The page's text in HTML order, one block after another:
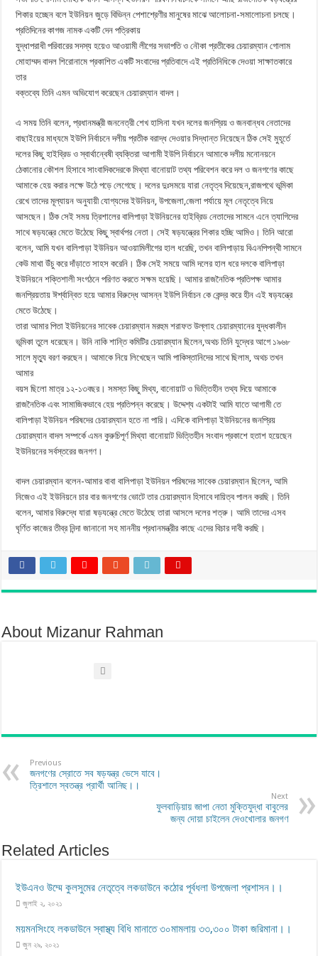
ফুলপুরে সাংবাদিকদের সাথে উপজেলা চেয়ারম্যান প্রার্থী সিরাজুম মুনীর রিফাতের মতবিনিময় ও ইফতার মাহফিল
ময়মনসিংহের সিরতা ও পরানগঞ্জে উন্নয়নমূলক কাজ পরিদর্শন করলেন ইউএনও-পিআইও
শিকার হচ্ছেন বলে ইউনিয়ন জুড়ে বিভিন্ন পেশাশ্রেণীর মানুষের মাঝে আলোচনা-সমালোচনা চলছে।
প্রতিদিনের কাগজ নামক একটি দেন পত্রিকায়
যুদ্ধাপরাধী পরিবারের সদস্য হয়েও আওয়ামী লীগের সভাপতি ও নৌকা প্রতীকের চেয়ারম্যান গোলাম
মোহাম্মদ বাদল শিরোনামে প্রকাশিত একটি সংবাদের প্রতিবাদে এই প্রতিনিধিকে দেওয়া সাক্ষাতকারে
তার
বক্তব্যে তিনি এমন অভিযোগ করেছেন চেয়ারম্যান বাদল।
এ সময় তিনি বলেন, প্রধানমন্ত্রী জননেত্রী শেখ হাসিনা যখন দলের জনপ্রিয় ও জনবান্ধব নেতাদের
বাছাইয়ের মাধ্যমে ইউপি নির্বাচনে দলীয় প্রতীক বরাদ্ধ দেওয়ার সিদ্ধান্ত নিয়েছেন ঠিক সেই মুহূর্তে
দলের কিছু হাইব্রিড ও স্বার্থান্বেষী ব্যক্তিরা আগামী ইউপি নির্বাচনে আমাকে দলীয় মনোনয়নে
ঠেকানোর কৌশল হিসাবে সাংবাদিকদেরকে মিথ্যা বানোয়াট তথ্য পরিবেশন করে দল ও জনগণের কাছে
আমাকে হেয় করার লক্ষে উঠে পড়ে লেগেছে। দলের দুঃসময়ে যারা নেতৃত্ব দিয়েছেন,রাজপথে ভূমিকা
রেখে তাদের মূল্যায়ন অনুযায়ী যোগ্যদের ইউনিয়ন, উপজেলা,জেলা পর্যায়ে মূল নেতৃত্বে নিয়ে
আসছেন। ঠিক সেই সময় ত্রিশালের বালিপাড়া ইউনিয়নের হাইব্রিড নেতাদের সামনে এনে ত্যাগিদের
সাথে ষড়যন্ত্রে মেতে উঠেছে কিছু স্বার্থপর নেতা। সেই ষড়যন্ত্রের শিকার হচ্ছি আমিও। তিনি আরো
বলেন, আমি যখন বালিপাড়া ইউনিয়ন আওয়ামিলীগের হাল ধরেছি, তখন বালিপাড়ায় বিএনপিপন্থী সামনে
কেউ মাথা উঁচু করে দাঁড়াতে সাহস করেনি। ঠিক সেই সময়ে আমি দলের হাল ধরে দলকে বালিপাড়া
ইউনিয়নে শক্তিশালী সংগঠনে পরিণত করতে সক্ষম হয়েছি। আমার রাজনৈতিক প্রতিপক্ষ আমার
জনপ্রিয়তায় ঈর্শ্বান্বিত হয়ে আমার বিরুদ্ধে আসন্ন ইউপি নির্বাচন কে কেন্দ্র করে হীন এই ষড়যন্ত্রে
মেতে উঠেছে।
তারা আমার পিতা ইউনিয়নের সাবেক চেয়ারম্যান মরহুম শরাফত উল্লাহ চেয়ারম্যানের যুদ্ধকালীন
ভূমিকা তুলে ধরেছেন। উনি নাকি শান্তি কমিটির চেয়ারম্যান ছিলেন,অথচ তিনি যুদ্ধের আগে ১৯৬৮
সালে মৃত্যু বরণ করছেন। আমাকে নিয়ে লিখেছেন আমি পাকিস্তানিদের সাথে ছিলাম, অথচ তখন
আমার
বয়স ছিলো মাত্র ১২-১৩বছর। সমস্ত কিছু মিথ্য, বানোয়াট ও ভিত্তিহীন তথ্য দিয়ে আমাকে
রাজনৈতিক এবং সামাজিকভাবে হেয় প্রতিপন্ন করেছে। উদ্দেশ্য একটাই আমি যাতে আগামী তে
বালিপাড়া ইউনিয়ন পরিষদের চেয়ারম্যান হতে না পারি। এদিকে বালিপাড়া ইউনিয়নের জনপ্রিয়
চেয়ারম্যান বাদল সম্পর্কে এমন কুরুচিপূর্ণ মিথ্যা বানোয়াট ভিত্তিহীন সংবাদ প্রকাশে হতাশ হয়েছেন
ইউনিয়নের সর্বস্তরের জনগণ।
বাদল চেয়ারম্যান বলেন-আমার বাবা বালিপাড়া ইউনিয়ন পরিষদের সাবেক চেয়ারম্যান ছিলেন, আমি
নিজেও এই ইউনিয়নে চার বার জনগণের ভোটে তার চেয়ারম্যান হিসাবে দায়িত্ব পালন করছি। তিনি
বলেন, আমার বিরুদ্ধে যারা ষড়যন্ত্রে মেতে উঠেছে তারা আসলে দলের শত্রু। আমি তাদের এসব
ঘৃর্ণিত কাজের তীব্র নিন্দা জানানো সহ মাননীয় প্রধানমন্ত্রীর কাছে এদের বিচার দাবী করছি।
About Mizanur Rahman
Previous
জনগণের স্রোতে সব ষড়যন্ত্র ভেসে যাবে।
ত্রিশালে স্বতন্ত্র প্রার্থী আনিছ।।
Next
ফুলবাড়িয়ায় জাপা নেতা মুক্তিযুদ্ধা বাবুলের
জন্য দোয়া চাইলেন দেওখোলার জনগণ
Related Articles
ইউএনও উম্মে কুলসুমের নেতৃত্বে লকডাউনে কঠোর পূর্বধলা উপজেলা প্রশাসন।।
জুলাই ২, ২০২১
ময়মনসিংহে লকডাউনে স্বাস্থ্য বিধি মানাতে ৩০মামলায় ৩৩,৩০০ টাকা জরিমানা।।
জুন ২৯, ২০২১